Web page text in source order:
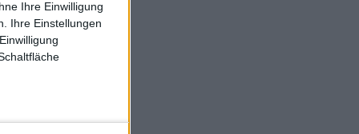
Ihre Einwilligung
Ihre Einstellungen
L-Struff wahrscheinlich morge 3 Spiele absolvieren (2.
1x Doppel) dank der hervorragenden Unterstützung
für F-A-A